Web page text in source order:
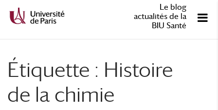
Le blog
actualités de la
BIU Santé
Étiquette : Histoire
de la chimie